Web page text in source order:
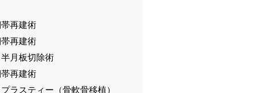
再建術
再建術
月板切除術
再建術
ラスティー（骨軟骨移植）